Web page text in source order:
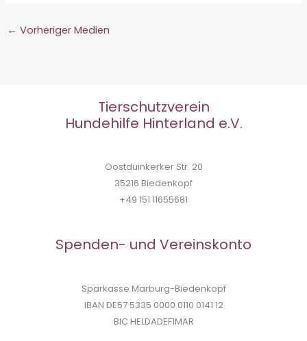
← Vorheriger Medien
Tierschutzverein
Hundehilfe Hinterland e.V.
Oostduinkerker Str. 20
35216 Biedenkopf
+49 151 11655681
Spenden- und Vereinskonto
Sparkasse Marburg-Biedenkopf
IBAN DE57 5335 0000 0110 0141 12
BIC HELDADEF1MAR